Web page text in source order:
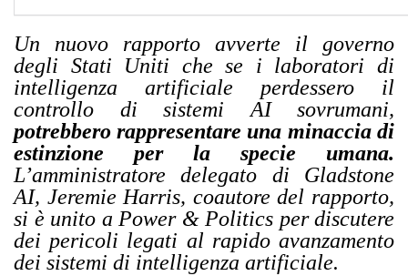
Un nuovo rapporto avverte il governo
degli Stati Uniti che se i laboratori di
intelligenza artificiale perdessero il
controllo di sistemi AI sovrumani,
potrebbero rappresentare una minaccia di
estinzione per la specie umana.
L’amministratore delegato di Gladstone
AI, Jeremie Harris, coautore del rapporto,
si è unito a Power & Politics per discutere
dei pericoli legati al rapido avanzamento
dei sistemi di intelligenza artificiale.